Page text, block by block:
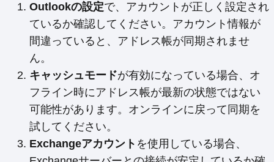
Outlookの設定で、アカウントが正しく設定され
ているか確認してください。アカウント情報が
間違っていると、アドレス帳が同期されませ
ん。
キャッシュモードが有効になっている場合、オ
フライン時にアドレス帳が最新の状態ではない
可能性があります。オンラインに戻って同期を
試してください。
Exchangeアカウント を使用している場合、